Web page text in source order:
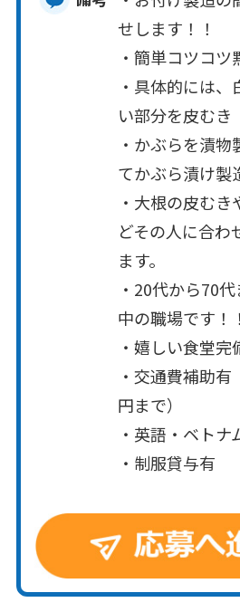
せします！！
・簡単コツコ
・具体的には
い部分を皮むき
・かぶらを漬
てかぶら漬け製
・大根の皮む
どその人に合わ
ます。
・20代から70
中の職場です！！
・嬉しい食堂完
・交通費補助
円まで）
・英語・ベトナ
・制服貸与有